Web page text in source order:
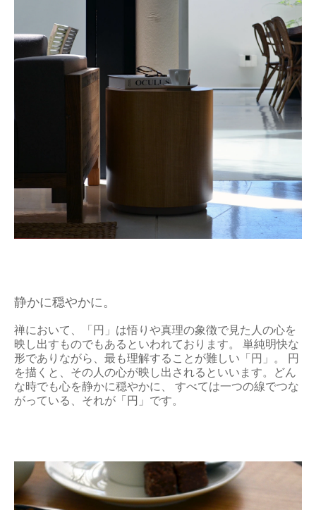
静かに穏やかに。
禅において、「円」は悟りや真理の象徴で見た人の心を
映し出すものでもあるといわれております。 単純明快な
形でありながら、最も理解することが難しい「円」。 円
を描くと、その人の心が映し出されるといいます。どん
な時でも心を静かに穏やかに、 すべては一つの線でつな
がっている、それが「円」です。